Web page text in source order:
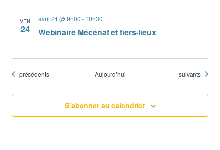
VEN
24 Webinaire Mécénat et tiers-lieux
avril 24 @ 9h00 - 10h30
Évènements
précédents Aujourd’hui Évènements
suivants
S’abonner au calendrier